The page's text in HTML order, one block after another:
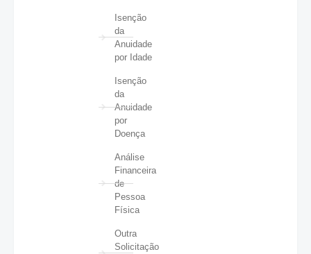
Isenção
da
Anuidade
por Idade
Isenção
da
Anuidade
por
Doença
Análise
Financeira
de
Pessoa
Física
Outra
Solicitação